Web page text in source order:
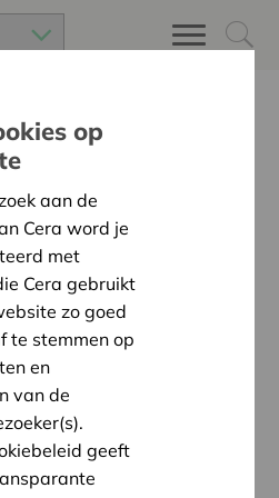
en
op
aan de
Cera word je
met
Cera gebruikt
zo goed
te stemmen op
en
van de
geeft